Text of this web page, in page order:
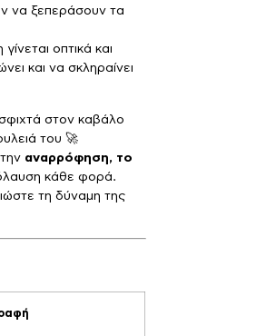
να ξεπεράσουν τα
οπτικά και
και να σκληραίνει
στον καβάλο
του 🚀
αναρρόφηση, το
κάθε φορά.
τη δύναμη της